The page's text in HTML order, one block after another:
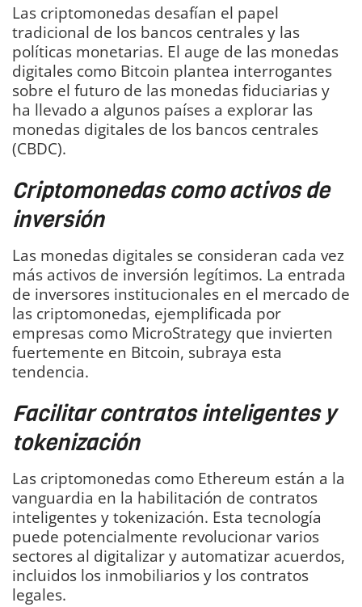
Las criptomonedas desafían el papel
tradicional de los bancos centrales y las
políticas monetarias. El auge de las monedas
digitales como Bitcoin plantea interrogantes
sobre el futuro de las monedas fiduciarias y
ha llevado a algunos países a explorar las
monedas digitales de los bancos centrales
(CBDC).
Criptomonedas como activos de
inversión
Las monedas digitales se consideran cada vez
más activos de inversión legítimos. La entrada
de inversores institucionales en el mercado de
las criptomonedas, ejemplificada por
empresas como MicroStrategy que invierten
fuertemente en Bitcoin, subraya esta
tendencia.
Facilitar contratos inteligentes y
tokenización
Las criptomonedas como Ethereum están a la
vanguardia en la habilitación de contratos
inteligentes y tokenización. Esta tecnología
puede potencialmente revolucionar varios
sectores al digitalizar y automatizar acuerdos,
incluidos los inmobiliarios y los contratos
legales.